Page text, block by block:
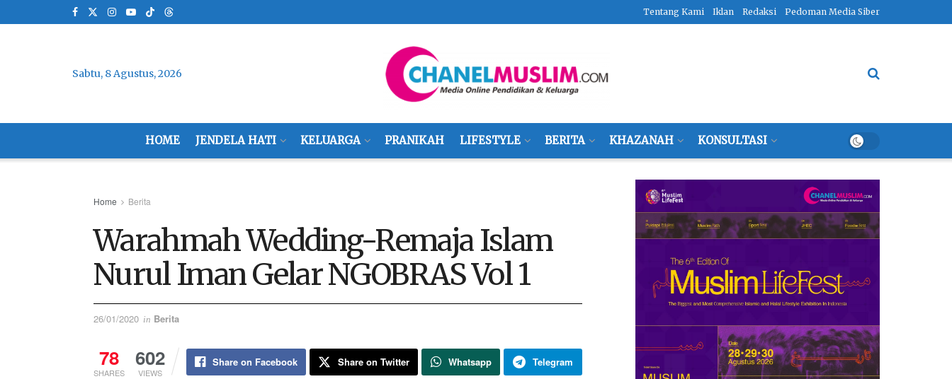
Tentang Kami Iklan Redaksi Pedoman Media Siber
Sabtu, 8 Agustus, 2026
HOME JENDELA HATI KELUARGA PRANIKAH LIFESTYLE BERITA KHAZANAH KONSULTASI
Home Berita
Warahmah Wedding-Remaja Islam
Nurul Iman Gelar NGOBRAS Vol 1
26/01/2020 in Berita
78
SHARES
602
VIEWS
Share on Facebook Share on Twitter Whatsapp Telegram